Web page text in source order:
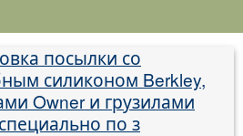
посылки со
силиконом Berkley,
Owner и грузилами
по з